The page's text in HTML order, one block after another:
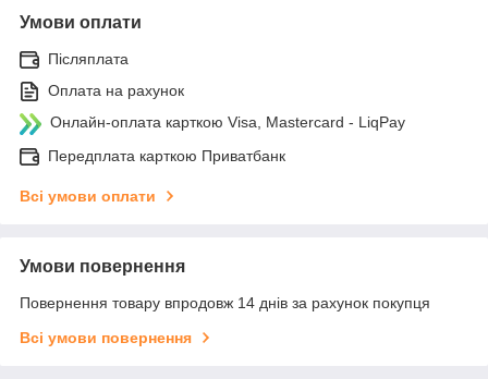
Умови оплати
Післяплата
Оплата на рахунок
Онлайн-оплата карткою Visa, Mastercard - LiqPay
Передплата карткою Приватбанк
Всі умови оплати
Умови повернення
Повернення товару впродовж 14 днів за рахунок покупця
Всі умови повернення